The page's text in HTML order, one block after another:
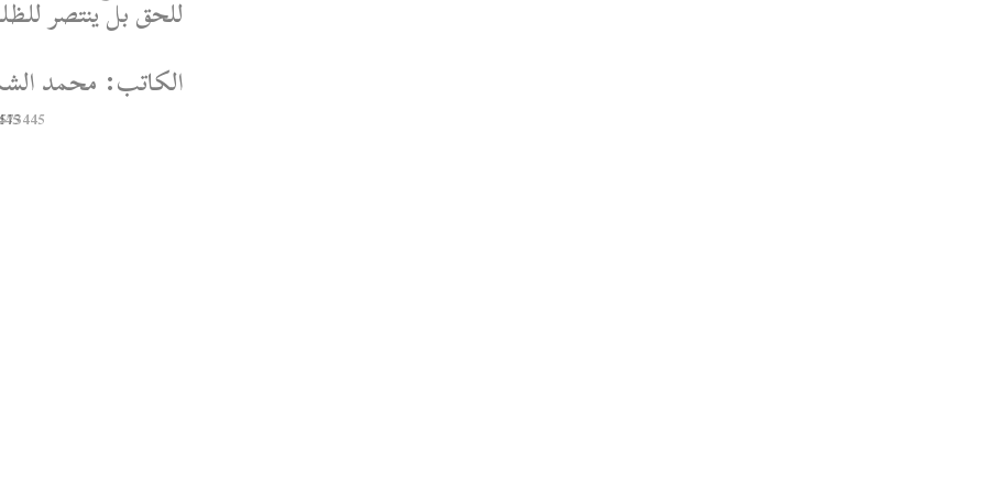
للحق بل ينتصر
الكاتب: محمد